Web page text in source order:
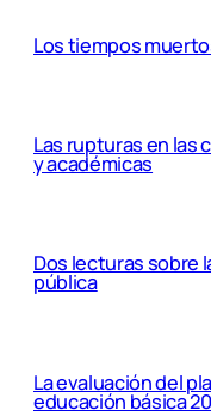
Los tiempos
Las rupturas en las
y académicas
Dos lecturas sobre
pública
La evaluación del
educación básica